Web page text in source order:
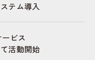
テム導入
ビス
活動開始